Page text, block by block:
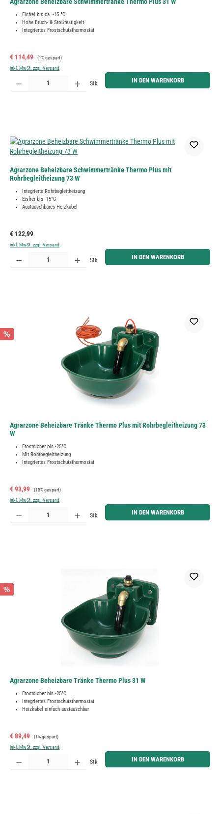
Agrarzone Beheizbare Schwimmertränke Thermo Plus 31 W
Eisfrei bis ca. -15 °C
Hohe Bruch- & Stoßfestigkeit
Integriertes Frostschutzthermostat
Verkaufspreis:
€ 114,49 Regulärer Preis:
(1% gespart)
inkl. MwSt. zzgl. Versand
Produkt Anzahl: Gib den gewünschten Wert ein oder benutze die Schaltflächen um die Anzahl zu
Stk. IN DEN WARENKORB
Agrarzone Beheizbare Schwimmertränke Thermo Plus mit
Rohrbegleitheizung 73 W
Integrierte Rohrbegleitheizung
Eisfrei bis -15°C
Austauschbares Heizkabel
Regulärer Preis:
€ 122,99
inkl. MwSt. zzgl. Versand
Produkt Anzahl: Gib den gewünschten Wert ein oder benutze die Schaltflächen um die Anzahl zu
Stk. IN DEN WARENKORB
%
Agrarzone Beheizbare Tränke Thermo Plus mit Rohrbegleitheizung 73
W
Frostsicher bis -25°C
Mit Rohrbegleitheizung
Integriertes Frostschutzthermostat
Verkaufspreis:
€ 93,99 Regulärer Preis:
(15% gespart)
inkl. MwSt. zzgl. Versand
Produkt Anzahl: Gib den gewünschten Wert ein oder benutze die Schaltflächen um die Anzahl zu
Stk. IN DEN WARENKORB
%
Agrarzone Beheizbare Tränke Thermo Plus 31 W
Frostsicher bis -25°C
Integriertes Frostschutzthermostat
Heizkabel einfach austauschbar
Verkaufspreis:
€ 89,49 Regulärer Preis:
(1% gespart)
inkl. MwSt. zzgl. Versand
Produkt Anzahl: Gib den gewünschten Wert ein oder benutze die Schaltflächen um die Anzahl zu
Stk. IN DEN WARENKORB